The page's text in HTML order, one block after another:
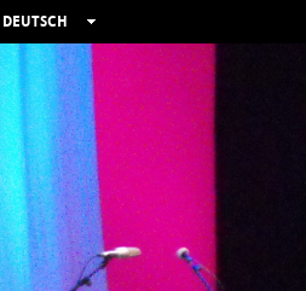
DEUTSCH
ESPAÑOL
VALENCIÀ
ENGLISH
FRANÇAIS
РУССКИЙ